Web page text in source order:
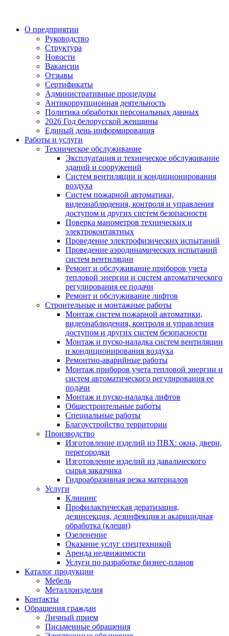
О предприятии
Руководство
Структура
Новости
Вакансии
Отзывы
Сертификаты
Административные процедуры
Антикоррупционная деятельность
Политика обработки персональных данных
2026 Год белорусской женщины
Единый день информирования
Работы и услуги
Техническое обслуживание
Эксплуатация и техническое обслуживание
зданий и сооружений
Систем вентиляции и кондиционирования
воздуха
Систем пожарной автоматики,
видеонаблюдения, контроля и управления
доступом и других систем безопасности
Поверка манометров технических и
электроконтактных
Проведение электрофизических испытаний
Проведение аэродинамических испытаний
систем вентиляции
Ремонт и обслуживание приборов учета
тепловой энергии и систем автоматического
регулирования ее подачи
Ремонт и обслуживание лифтов
Строительные и монтажные работы
Монтаж систем пожарной автоматики,
видеонаблюдения, контроля и управления
доступом и других систем безопасности
Монтаж и пуско-наладка систем вентиляции
и кондиционирования воздуха
Ремонтно-аварийные работы
Монтаж приборов учета тепловой энергии и
систем автоматического регулирования ее
подачи
Монтаж и пуско-наладка лифтов
Общестроительные работы
Специальные работы
Благоустройство территории
Производство
Изготовление изделий из ПВХ: окна, двери,
перегородки
Изготовление изделий из давальческого
сырья заказчика
Гидроабразивная резка материалов
Услуги
Клининг
Профилактическая дератизация,
дезинсекция, дезинфекция и акарицидная
обработка (клещи)
Озеленение
Оказание услуг спецтехникой
Аренда недвижимости
Услуги по разработке бизнес-планов
Каталог продукции
Мебель
Металлоизделия
Контакты
Обращения граждан
Личный прием
Письменные обращения